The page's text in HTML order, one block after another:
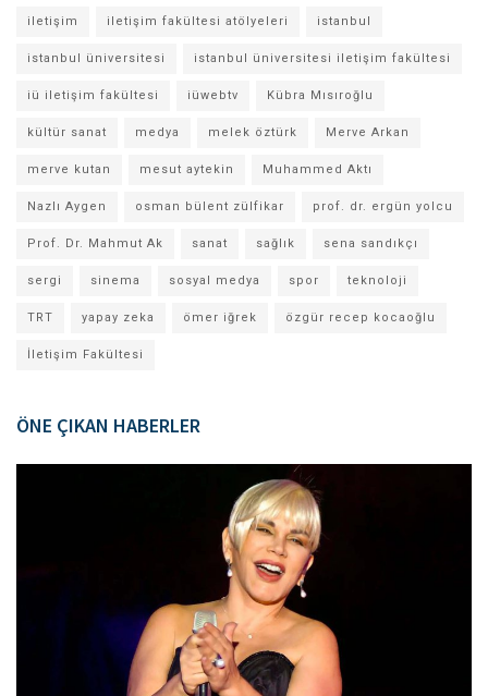
iletişim iletişim fakültesi atölyeleri istanbul
istanbul üniversitesi istanbul üniversitesi iletişim fakültesi
iü iletişim fakültesi iüwebtv Kübra Mısıroğlu
kültür sanat medya melek öztürk Merve Arkan
merve kutan mesut aytekin Muhammed Aktı
Nazlı Aygen osman bülent zülfikar prof. dr. ergün yolcu
Prof. Dr. Mahmut Ak sanat sağlık sena sandıkçı
sergi sinema sosyal medya spor teknoloji
TRT yapay zeka ömer iğrek özgür recep kocaoğlu
İletişim Fakültesi
ÖNE ÇIKAN HABERLER